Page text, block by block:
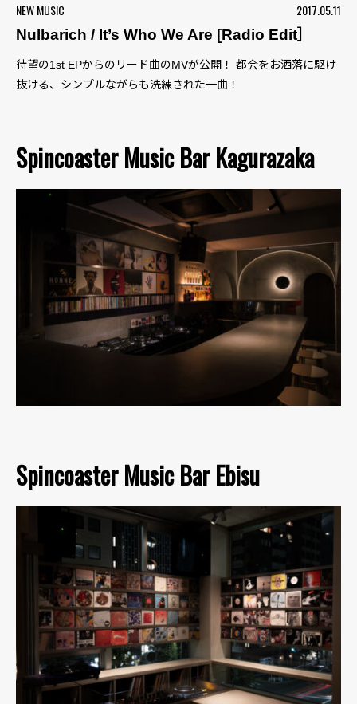
NEW MUSIC
2017.05.11
Nulbarich / It’s Who We Are [Radio Edit］
待望の1st EPからのリード曲のMVが公開！ 都会をお洒落に駆け
抜ける、シンプルながらも洗練された一曲！
Spincoaster Music Bar Kagurazaka
Spincoaster Music Bar Ebisu